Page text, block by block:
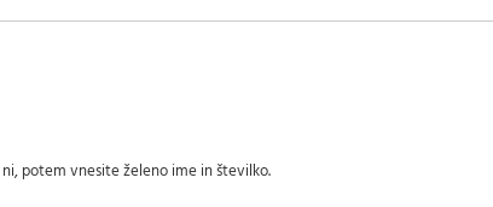
potem vnesite želeno ime in številko.